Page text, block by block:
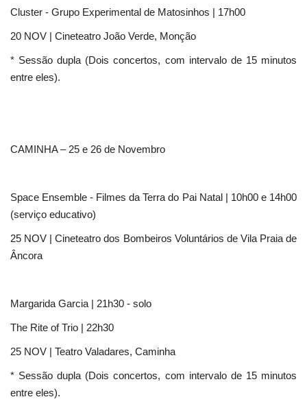
Cluster - Grupo Experimental de Matosinhos | 17h00
20 NOV | Cineteatro João Verde, Monção
* Sessão dupla (Dois concertos, com intervalo de 15 minutos
entre eles).
CAMINHA – 25 e 26 de Novembro
Space Ensemble - Filmes da Terra do Pai Natal | 10h00 e 14h00
(serviço educativo)
25 NOV | Cineteatro dos Bombeiros Voluntários de Vila Praia de
Âncora
Margarida Garcia | 21h30 - solo
The Rite of Trio | 22h30
25 NOV | Teatro Valadares, Caminha
* Sessão dupla (Dois concertos, com intervalo de 15 minutos
entre eles).